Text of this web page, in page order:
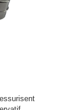
fait sur